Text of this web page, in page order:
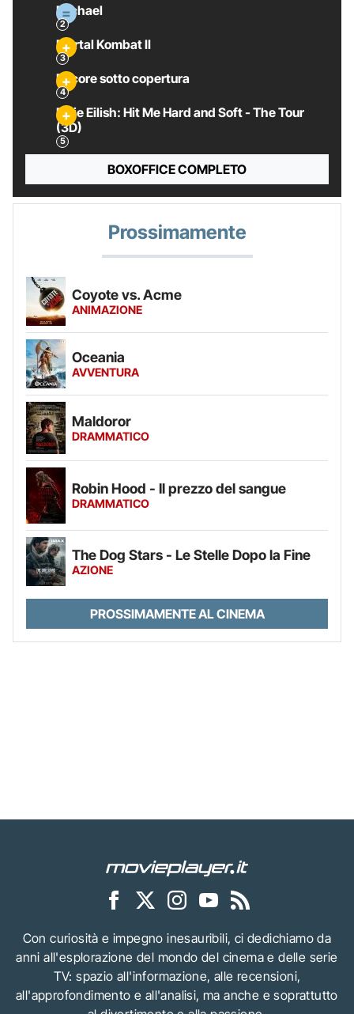
Michael
Mortal Kombat II
Pecore sotto copertura
Billie Eilish: Hit Me Hard and Soft - The Tour
(3D)
BOXOFFICE COMPLETO
Prossimamente
Coyote vs. Acme
ANIMAZIONE
Oceania
AVVENTURA
Maldoror
DRAMMATICO
Robin Hood - Il prezzo del sangue
DRAMMATICO
The Dog Stars - Le Stelle Dopo la Fine
AZIONE
PROSSIMAMENTE AL CINEMA
Con curiosità e impegno inesauribili, ci dedichiamo da
anni all'esplorazione del mondo del cinema e delle serie
TV: spazio all'informazione, alle recensioni,
all'approfondimento e all'analisi, ma anche e soprattutto